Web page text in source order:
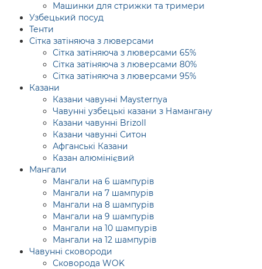
Машинки для стрижки та тримери
Узбецький посуд
Тенти
Сітка затіняюча з люверсами
Сітка затіняюча з люверсами 65%
Сітка затіняюча з люверсами 80%
Сітка затіняюча з люверсами 95%
Казани
Казани чавунні Maysternya
Чавунні узбецькі казани з Намангану
Казани чавунні Brizoll
Казани чавунні Ситон
Афганські Казани
Казан алюмінієвий
Мангали
Мангали на 6 шампурів
Мангали на 7 шампурів
Мангали на 8 шампурів
Мангали на 9 шампурів
Мангали на 10 шампурів
Мангали на 12 шампурів
Чавунні сковороди
Сковорода WOK